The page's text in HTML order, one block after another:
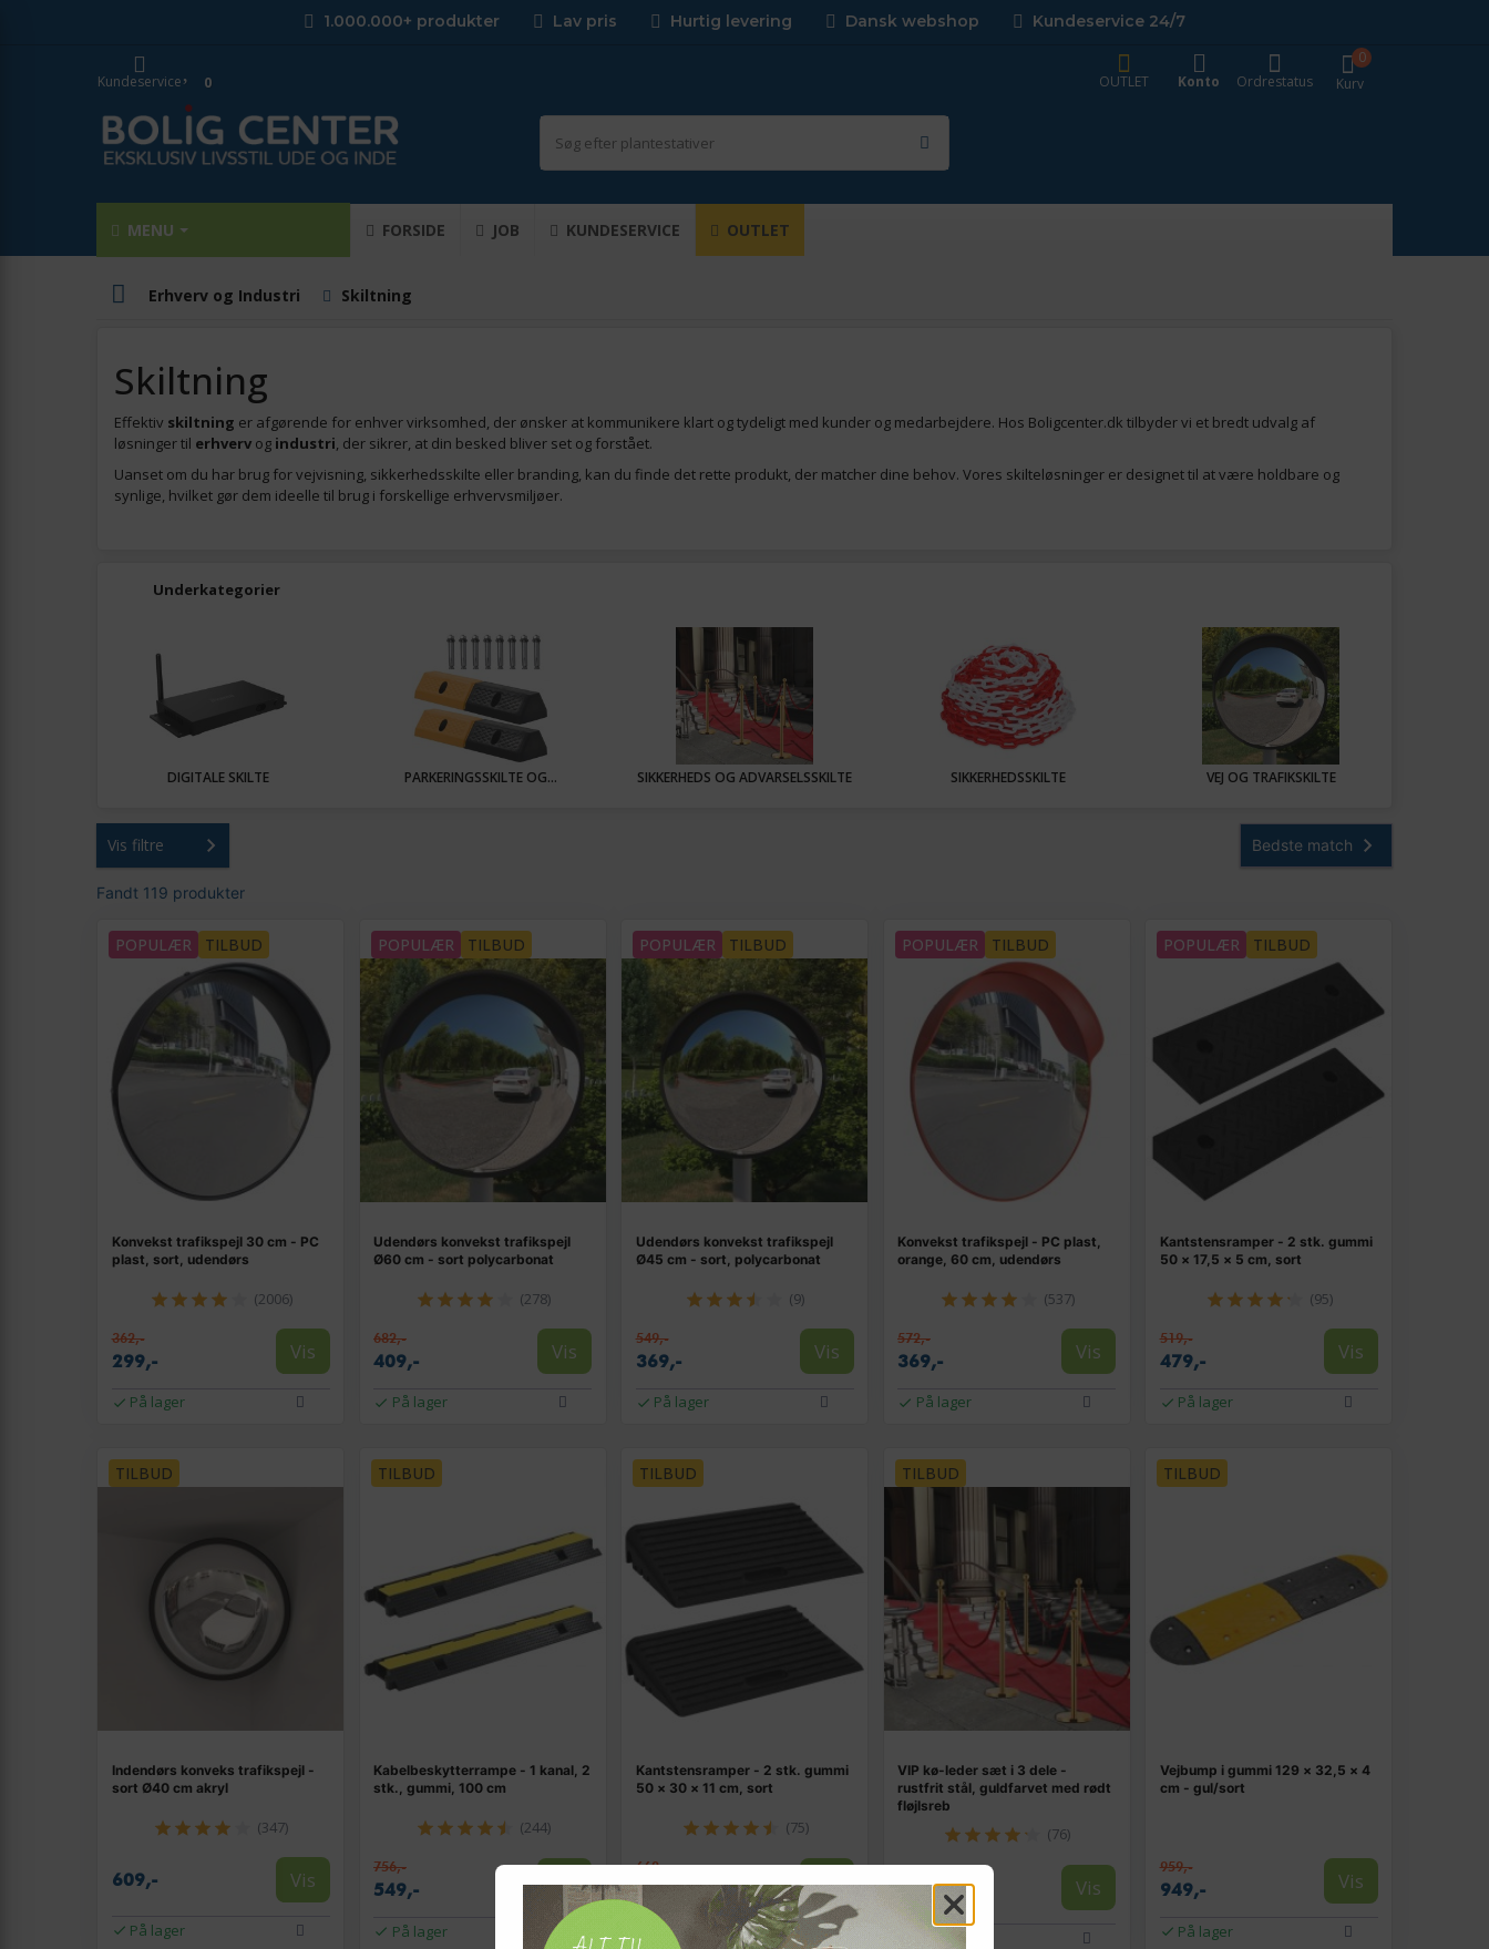
1.000.000+ produkter Lav pris Hurtig levering Dansk webshop Kundeservice 24/7
Kurv
0
OUTLET
Konto Ordrestatus
Kundeservice 0
MENU FORSIDE JOB KUNDESERVICE OUTLET
Erhverv og Industri Skiltning
Skiltning
Effektiv skiltning er afgørende for enhver virksomhed, der ønsker at kommunikere klart og tydeligt med kunder og medarbejdere. Hos Boligcenter.dk tilbyder vi et bredt udvalg af
løsninger til erhverv og industri, der sikrer, at din besked bliver set og forstået.
Uanset om du har brug for vejvisning, sikkerhedsskilte eller branding, kan du finde det rette produkt, der matcher dine behov. Vores skilteløsninger er designet til at være holdbare og
synlige, hvilket gør dem ideelle til brug i forskellige erhvervsmiljøer.
Underkategorier
DIGITALE SKILTE PARKERINGSSKILTE OG... SIKKERHEDS OG ADVARSELSSKILTE SIKKERHEDSSKILTE VEJ OG TRAFIKSKILTE
Vis filtre
Fandt 119 produkter
POPULÆR TILBUD
Konvekst trafikspejl 30 cm - PC
plast, sort, udendørs
(2006)
362,-
299,- Vis
På lager
POPULÆR TILBUD
Udendørs konvekst trafikspejl
Ø60 cm - sort polycarbonat
(278)
682,-
409,- Vis
På lager
POPULÆR TILBUD
Udendørs konvekst trafikspejl
Ø45 cm - sort, polycarbonat
(9)
549,-
369,- Vis
På lager
POPULÆR TILBUD
Konvekst trafikspejl - PC plast,
orange, 60 cm, udendørs
(537)
572,-
369,- Vis
På lager
POPULÆR TILBUD
Kantstensramper - 2 stk. gummi
50 × 17,5 × 5 cm, sort
(95)
519,-
479,- Vis
På lager
TILBUD
Indendørs konveks trafikspejl -
sort Ø40 cm akryl
(347)
609,- Vis
På lager
TILBUD
Kabelbeskytterrampe - 1 kanal, 2
stk., gummi, 100 cm
(244)
756,-
549,- Vis
På lager
TILBUD
Kantstensramper - 2 stk. gummi
50 × 30 × 11 cm, sort
(75)
662,-
549,- Vis
På lager
TILBUD
VIP kø-leder sæt i 3 dele -
rustfrit stål, guldfarvet med rødt
fløjlsreb
(76)
759,- Vis
På lager
TILBUD
Vejbump i gummi 129 × 32,5 × 4
cm - gul/sort
959,-
949,- Vis
På lager